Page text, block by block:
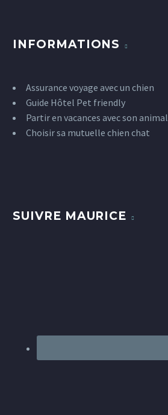
INFORMATIONS
Assurance voyage avec un chien
Guide Hôtel Pet friendly
Partir en vacances avec son animal
Choisir sa mutuelle chien chat
SUIVRE MAURICE